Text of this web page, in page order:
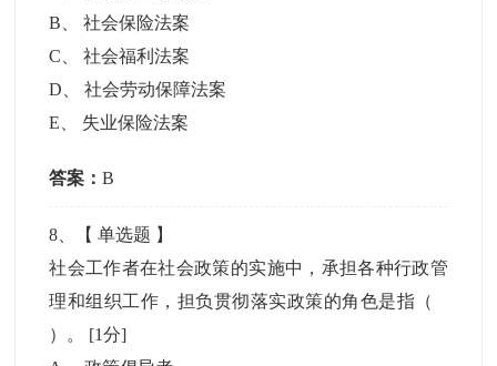
B 、社会保险法案
C 、社会福利法案
D 、社会劳动保障法案
E
失业保险法案
答案：B
8 、【单选题 】
社会工作者在社会政策的实施中，承担各种行政管
理和组织工作，担负贯彻落实政策的角色是指（
）。 [1分]